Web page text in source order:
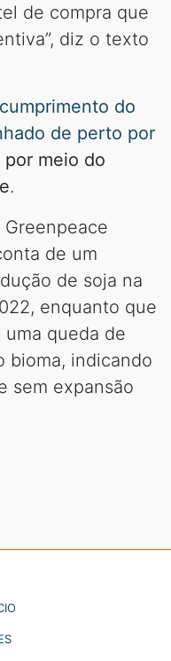
de compra que
diz o texto
cumprimento do
de perto por
por meio do
.
de um
de soja na
enquanto que
queda de
bioma, indicando
sem expansão